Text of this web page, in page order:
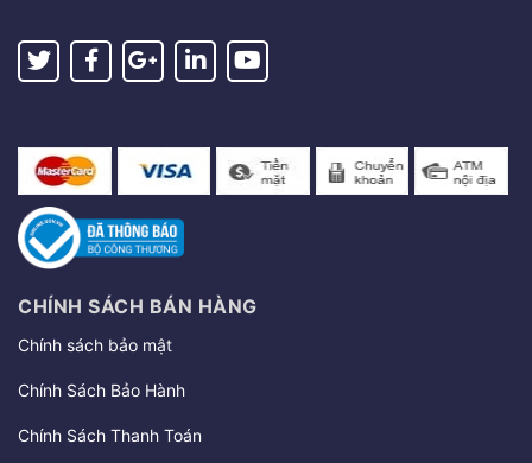
CHÍNH SÁCH BÁN HÀNG
Chính sách bảo mật
Chính Sách Bảo Hành
Chính Sách Thanh Toán